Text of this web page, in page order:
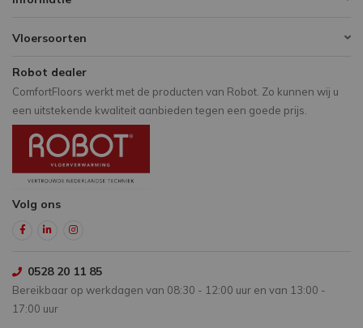
Vloersoorten
Robot dealer
ComfortFloors werkt met de producten van Robot. Zo kunnen wij u
een uitstekende kwaliteit aanbieden tegen een goede prijs.
Volg ons
0528 20 11 85
Bereikbaar op werkdagen van 08:30 - 12:00 uur en van 13:00 -
17:00 uur